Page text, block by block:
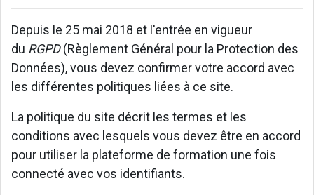
Depuis le 25 mai 2018 et l'entrée en vigueur
du RGPD(Règlement Général pour la Protection des
Données), vous devez confirmer votre accord avec
les différentes politiques liées à ce site.
La politique du site décrit les termes et les
conditions avec lesquels vous devez être en accord
pour utiliser la plateforme de formation une fois
connecté avec vos identifiants.